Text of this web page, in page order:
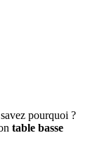
pourquoi ?
table basse